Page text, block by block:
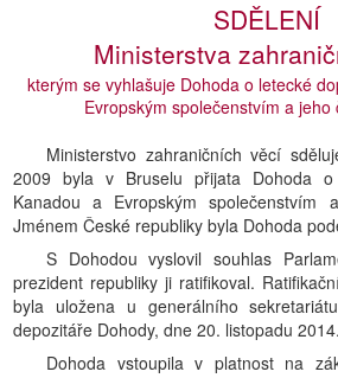
SDĚLENÍ
Ministerstva
kterým se vyhlašuje Dohoda o letecké
Evropským společenstvím a jeho
Ministerstvo zahraničních věcí
2009 byla v Bruselu přijata Dohoda
Kanadou a Evropským společenstvím
Jménem České republiky byla Dohoda
S Dohodou vyslovil souhlas
prezident republiky ji ratifikoval.
byla uložena u generálního
depozitáře Dohody, dne 20. listopadu 2014.
Dohoda vstoupila v platnost na